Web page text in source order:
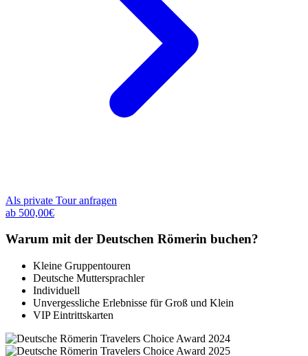
Als private Tour anfragen
ab 500,00€
Warum mit der Deutschen Römerin buchen?
Kleine Gruppentouren
Deutsche Muttersprachler
Individuell
Unvergessliche Erlebnisse für Groß und Klein
VIP Eintrittskarten